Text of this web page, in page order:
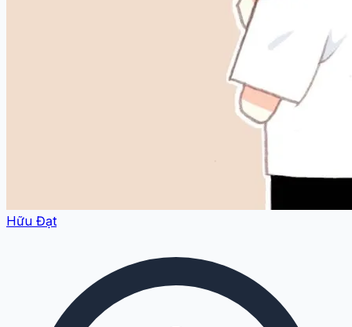
Hữu Đạt